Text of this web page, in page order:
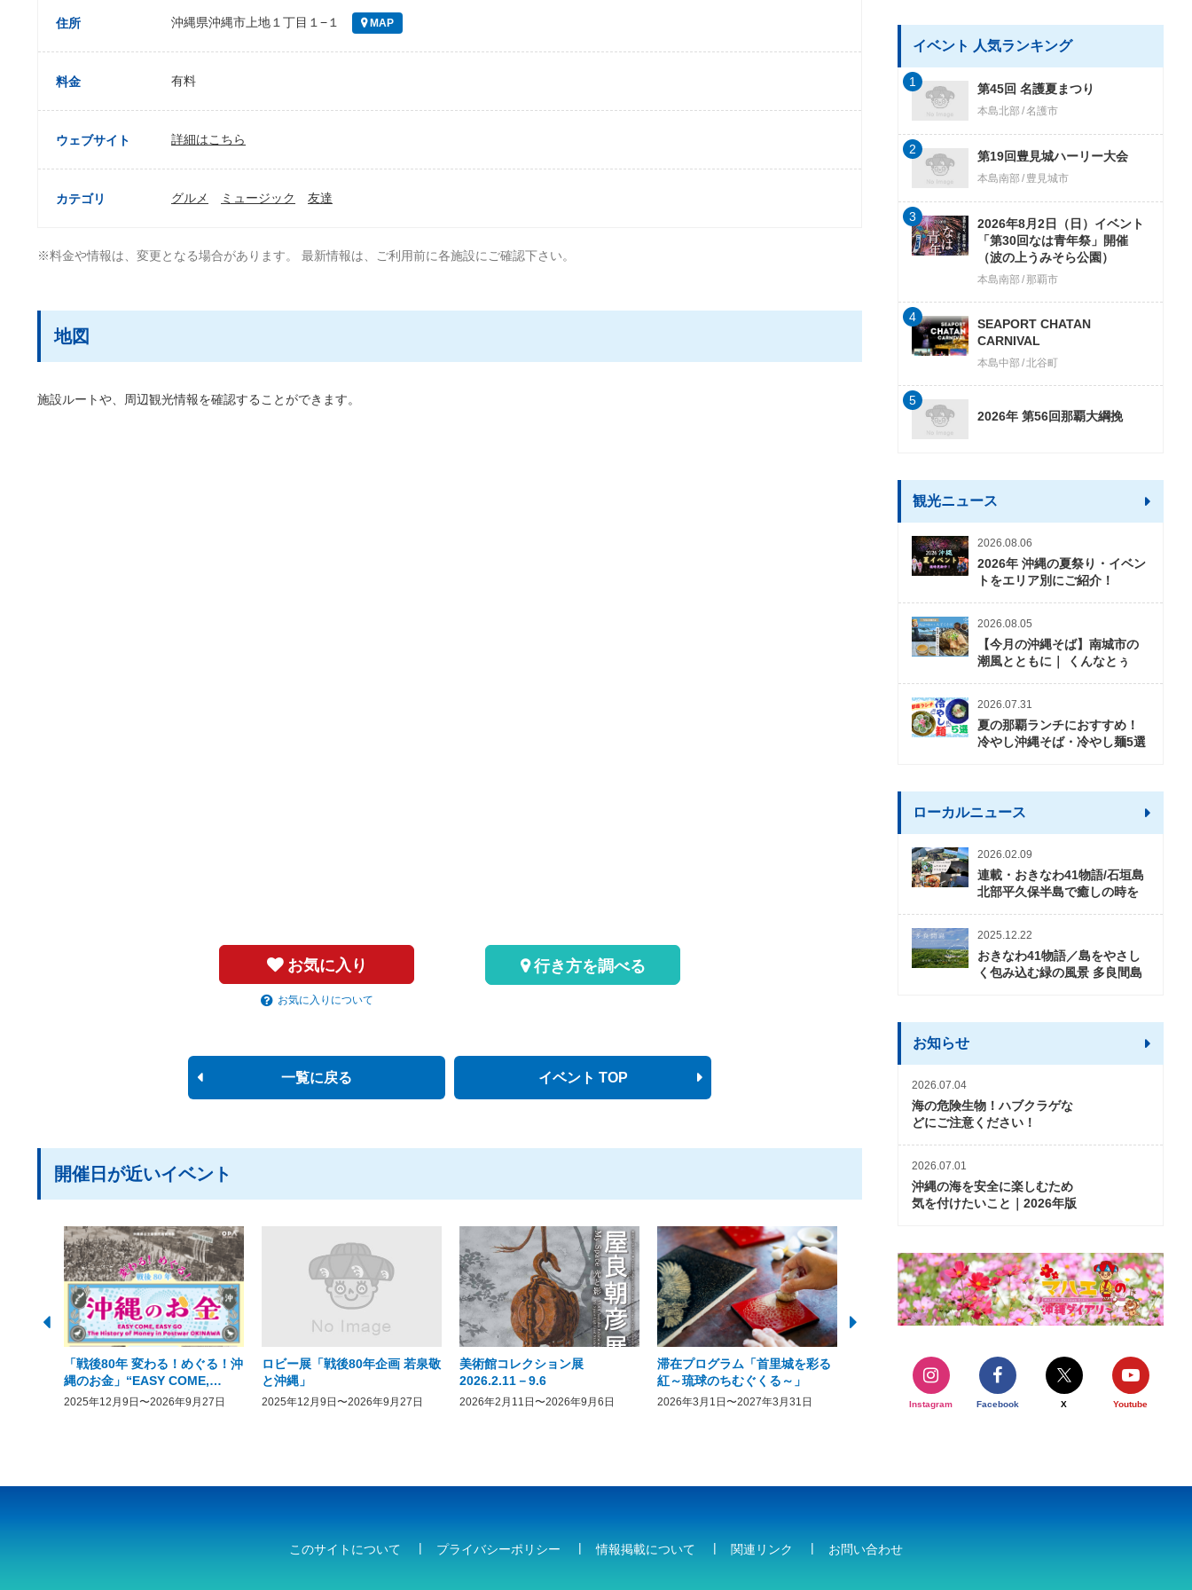
住所 沖縄県沖縄市上地１丁目１−１ MAP
料金 有料
ウェブサイト 詳細はこちら
カテゴリ グルメ ミュージック 友達
※料金や情報は、変更となる場合があります。 最新情報は、ご利用前に各施設にご確認下さい。
地図
施設ルートや、周辺観光情報を確認することができます。
お気に入り
お気に入りについて
行き方を調べる
一覧に戻る イベント TOP
開催日が近いイベント
「戦後80年 変わる！めぐる！沖
縄のお金」“EASY COME,
EASY GO － The History of
2025年12月9日〜2026年9月27日
ロビー展「戦後80年企画 若泉敬
と沖縄」
2025年12月9日〜2026年9月27日
美術館コレクション展
2026.2.11－9.6
2026年2月11日〜2026年9月6日
滞在プログラム「首里城を彩る
紅～琉球のちむぐくる～」
2026年3月1日〜2027年3月31日
2026年度 かりゆしビーチ営業
期間および営業時間のお知らせ
2026年3月5日〜2026年10月31日
【期間限定】オーシャ
開催について
2026年3月20日〜2026年11
イベント 人気ランキング
第45回 名護夏まつり
本島北部 名護市
1
第19回豊見城ハーリー大会
本島南部 豊見城市
2
2026年8月2日（日）イベント
「第30回なは青年祭」開催
（波の上うみそら公園）
本島南部 那覇市
3
SEAPORT CHATAN
CARNIVAL
本島中部 北谷町
4
2026年 第56回那覇大綱挽
5
観光ニュース
2026.08.06
2026年 沖縄の夏祭り・イベン
トをエリア別にご紹介！
2026.08.05
【今月の沖縄そば】南城市の
潮風とともに｜ くんなとぅ
2026.07.31
夏の那覇ランチにおすすめ！
冷やし沖縄そば・冷やし麺5選
ローカルニュース
2026.02.09
連載・おきなわ41物語/石垣島
北部平久保半島で癒しの時を
2025.12.22
おきなわ41物語／島をやさし
く包み込む緑の風景 多良間島
お知らせ
2026.07.04
海の危険生物！ハブクラゲな
どにご注意ください！
2026.07.01
沖縄の海を安全に楽しむため
気を付けたいこと｜2026年版
Instagram Facebook X Youtube
このサイトについて プライバシーポリシー 情報掲載について 関連リンク お問い合わせ